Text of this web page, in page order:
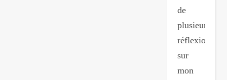
de
plusieurs
réflexions
sur
mon